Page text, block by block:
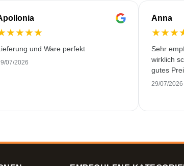
★★★★
und Ware perfekt
07/2026
Anna
★★★
Sehr
wirklich
gutes
29/07/2026